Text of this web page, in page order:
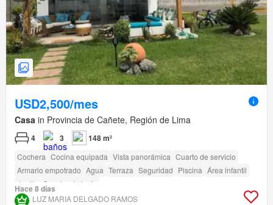
USD2,500/mes
Casa in Provincia de Cañete, Región de Lima
4 3 148 m²
Cochera Cocina equipada Vista panorámica Cuarto de servicio
Armario empotrado Agua Terraza Seguridad Piscina Área infantil
Jardín
Cancha de tenis
Hace 8 días
LUZ MARIA DELGADO RAMOS